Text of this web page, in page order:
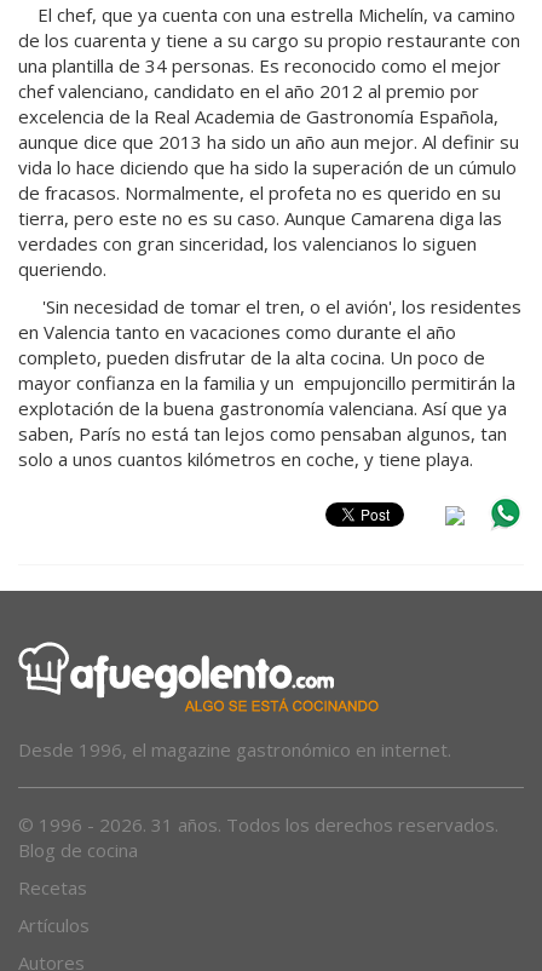
El chef, que ya cuenta con una estrella Michelín, va camino
de los cuarenta y tiene a su cargo su propio restaurante con
una plantilla de 34 personas. Es reconocido como el mejor
chef valenciano, candidato en el año 2012 al premio por
excelencia de la Real Academia de Gastronomía Española,
aunque dice que 2013 ha sido un año aun mejor. Al definir su
vida lo hace diciendo que ha sido la superación de un cúmulo
de fracasos. Normalmente, el profeta no es querido en su
tierra, pero este no es su caso. Aunque Camarena diga las
verdades con gran sinceridad, los valencianos lo siguen
queriendo.
'Sin necesidad de tomar el tren, o el avión', los residentes
en Valencia tanto en vacaciones como durante el año
completo, pueden disfrutar de la alta cocina. Un poco de
mayor confianza en la familia y un empujoncillo permitirán la
explotación de la buena gastronomía valenciana. Así que ya
saben, París no está tan lejos como pensaban algunos, tan
solo a unos cuantos kilómetros en coche, y tiene playa.
Desde 1996, el magazine gastronómico en internet.
© 1996 - 2026. 31 años. Todos los derechos reservados.
Blog de cocina
Recetas
Artículos
Autores